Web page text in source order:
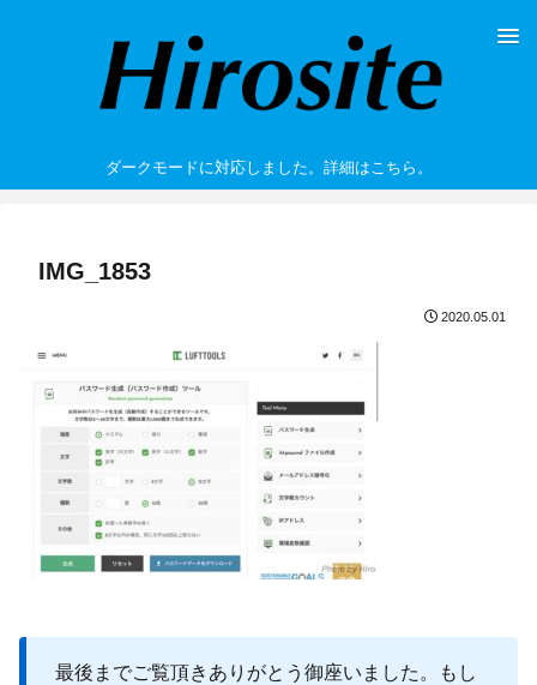
ダークモードに対応しました。詳細はこちら。
IMG_1853
2020.05.01
最後までご覧頂きありがとう御座いました。もし